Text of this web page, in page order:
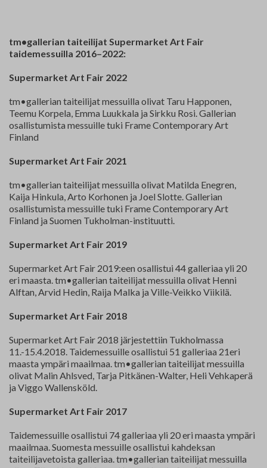
tm•gallerian taiteilijat Supermarket Art Fair
taidemessuilla 2016–2022:
Supermarket Art Fair 2022
tm•gallerian taiteilijat messuilla olivat Taru Happonen,
Teemu Korpela, Emma Luukkala ja Sirkku Rosi. Gallerian
osallistumista messuille tuki Frame Contemporary Art
Finland
Supermarket Art Fair 2021
tm•gallerian taiteilijat messuilla olivat Matilda Enegren,
Kaija Hinkula, Arto Korhonen ja Joel Slotte. Gallerian
osallistumista messuille tuki Frame Contemporary Art
Finland ja Suomen Tukholman-instituutti.
Supermarket Art Fair 2019
Supermarket Art Fair 2019:een osallistui 44 galleriaa yli 20
eri maasta. tm•gallerian taiteilijat messuilla olivat Henni
Alftan, Arvid Hedin, Raija Malka ja Ville-Veikko Viikilä.
Supermarket Art Fair 2018
Supermarket Art Fair 2018 järjestettiin Tukholmassa
11.-15.4.2018. Taidemessuille osallistui 51 galleriaa 21eri
maasta ympäri maailmaa. tm•gallerian taiteilijat messuilla
olivat Malin Ahlsved, Tarja Pitkänen-Walter, Heli Vehkaperä
ja Viggo Wallensköld.
Supermarket Art Fair 2017
Taidemessuille osallistui 74 galleriaa yli 20 eri maasta ympäri
maailmaa. Suomesta messuille osallistui kahdeksan
taiteilijavetoista galleriaa. tm•gallerian taiteilijat messuilla